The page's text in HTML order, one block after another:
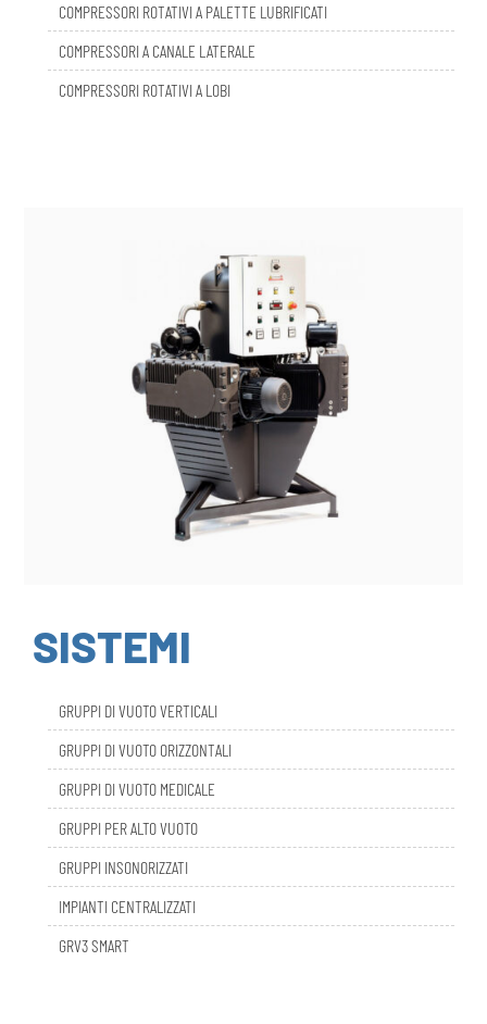
COMPRESSORI ROTATIVI A PALETTE LUBRIFICATI
COMPRESSORI A CANALE LATERALE
COMPRESSORI ROTATIVI A LOBI
SISTEMI
GRUPPI DI VUOTO VERTICALI
GRUPPI DI VUOTO ORIZZONTALI
GRUPPI DI VUOTO MEDICALE
GRUPPI PER ALTO VUOTO
GRUPPI INSONORIZZATI
IMPIANTI CENTRALIZZATI
GRV3 SMART